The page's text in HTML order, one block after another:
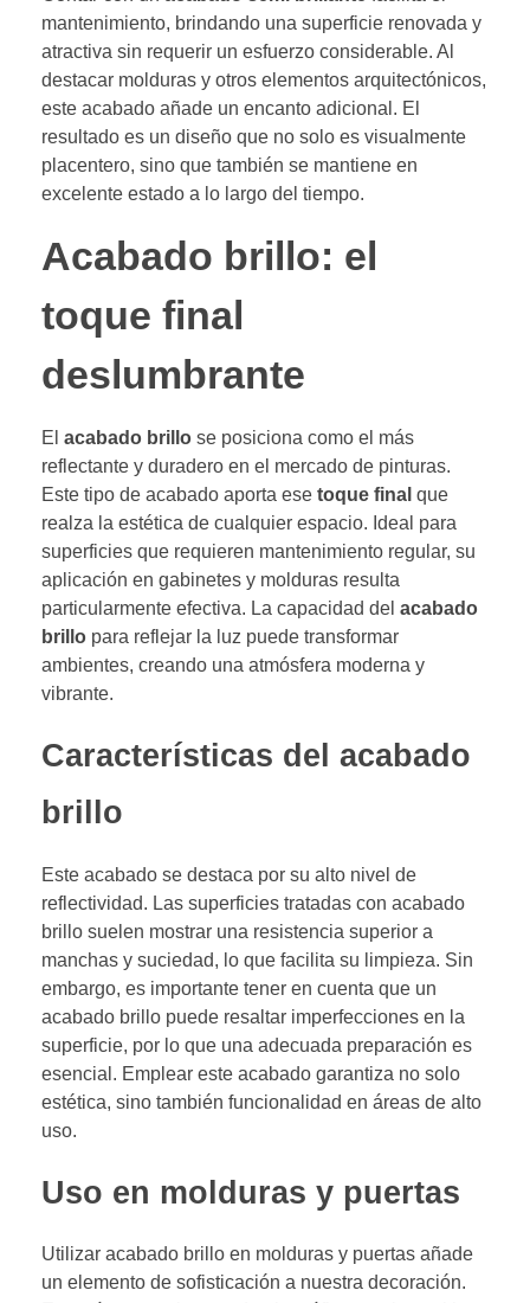
mantenimiento, brindando una superficie renovada y
atractiva sin requerir un esfuerzo considerable. Al
destacar molduras y otros elementos arquitectónicos,
este acabado añade un encanto adicional. El
resultado es un diseño que no solo es visualmente
placentero, sino que también se mantiene en
excelente estado a lo largo del tiempo.
Acabado brillo: el
toque final
deslumbrante
El acabado brillo se posiciona como el más
reflectante y duradero en el mercado de pinturas.
Este tipo de acabado aporta ese toque final que
realza la estética de cualquier espacio. Ideal para
superficies que requieren mantenimiento regular, su
aplicación en gabinetes y molduras resulta
particularmente efectiva. La capacidad del acabado
brillo para reflejar la luz puede transformar
ambientes, creando una atmósfera moderna y
vibrante.
Características del acabado
brillo
Este acabado se destaca por su alto nivel de
reflectividad. Las superficies tratadas con acabado
brillo suelen mostrar una resistencia superior a
manchas y suciedad, lo que facilita su limpieza. Sin
embargo, es importante tener en cuenta que un
acabado brillo puede resaltar imperfecciones en la
superficie, por lo que una adecuada preparación es
esencial. Emplear este acabado garantiza no solo
estética, sino también funcionalidad en áreas de alto
uso.
Uso en molduras y puertas
Utilizar acabado brillo en molduras y puertas añade
un elemento de sofisticación a nuestra decoración.